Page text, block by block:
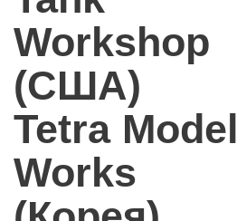
Workshop
(США)
Tetra Model
Works